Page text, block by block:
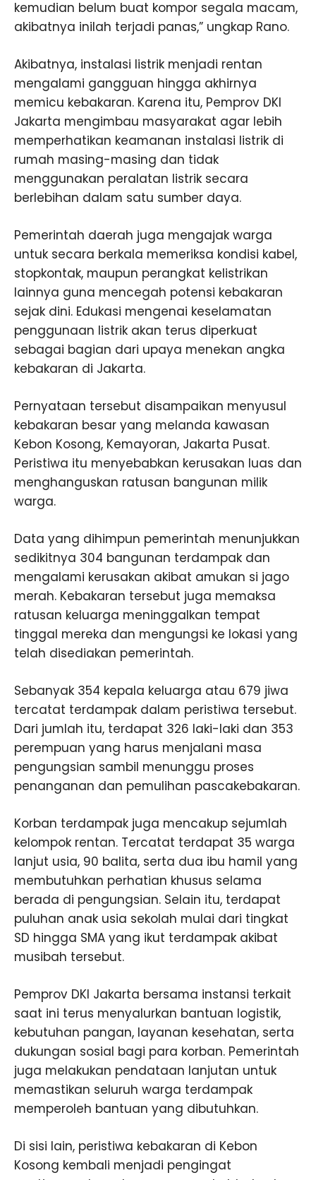
kemudian belum buat kompor segala macam,
akibatnya inilah terjadi panas,” ungkap Rano.
Akibatnya, instalasi listrik menjadi rentan
mengalami gangguan hingga akhirnya
memicu kebakaran. Karena itu, Pemprov DKI
Jakarta mengimbau masyarakat agar lebih
memperhatikan keamanan instalasi listrik di
rumah masing-masing dan tidak
menggunakan peralatan listrik secara
berlebihan dalam satu sumber daya.
Pemerintah daerah juga mengajak warga
untuk secara berkala memeriksa kondisi kabel,
stopkontak, maupun perangkat kelistrikan
lainnya guna mencegah potensi kebakaran
sejak dini. Edukasi mengenai keselamatan
penggunaan listrik akan terus diperkuat
sebagai bagian dari upaya menekan angka
kebakaran di Jakarta.
Pernyataan tersebut disampaikan menyusul
kebakaran besar yang melanda kawasan
Kebon Kosong, Kemayoran, Jakarta Pusat.
Peristiwa itu menyebabkan kerusakan luas dan
menghanguskan ratusan bangunan milik
warga.
Data yang dihimpun pemerintah menunjukkan
sedikitnya 304 bangunan terdampak dan
mengalami kerusakan akibat amukan si jago
merah. Kebakaran tersebut juga memaksa
ratusan keluarga meninggalkan tempat
tinggal mereka dan mengungsi ke lokasi yang
telah disediakan pemerintah.
Sebanyak 354 kepala keluarga atau 679 jiwa
tercatat terdampak dalam peristiwa tersebut.
Dari jumlah itu, terdapat 326 laki-laki dan 353
perempuan yang harus menjalani masa
pengungsian sambil menunggu proses
penanganan dan pemulihan pascakebakaran.
Korban terdampak juga mencakup sejumlah
kelompok rentan. Tercatat terdapat 35 warga
lanjut usia, 90 balita, serta dua ibu hamil yang
membutuhkan perhatian khusus selama
berada di pengungsian. Selain itu, terdapat
puluhan anak usia sekolah mulai dari tingkat
SD hingga SMA yang ikut terdampak akibat
musibah tersebut.
Pemprov DKI Jakarta bersama instansi terkait
saat ini terus menyalurkan bantuan logistik,
kebutuhan pangan, layanan kesehatan, serta
dukungan sosial bagi para korban. Pemerintah
juga melakukan pendataan lanjutan untuk
memastikan seluruh warga terdampak
memperoleh bantuan yang dibutuhkan.
Di sisi lain, peristiwa kebakaran di Kebon
Kosong kembali menjadi pengingat